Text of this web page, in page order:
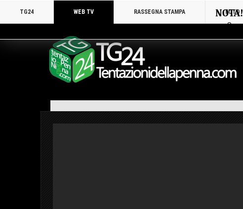
TG24 WEB TV RASSEGNA STAMPA FOTO
Se